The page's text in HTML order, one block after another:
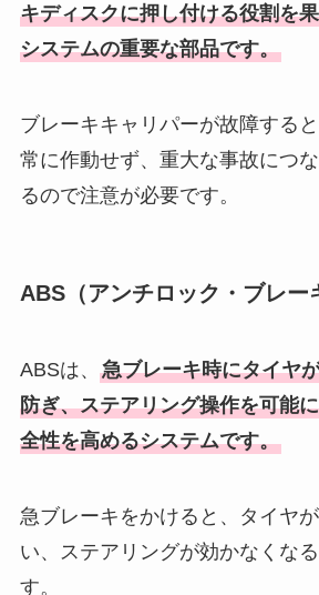
キディスクに押し付ける役割を
システムの重要な部品です。
ブレーキキャリパーが故障する
常に作動せず、重大な事故につ
るので注意が必要です。
ABS（アンチロック・ブレー
ABSは、 急ブレーキ時にタイヤ
防ぎ、ステアリング操作を可能
全性を高めるシステムです。
急ブレーキをかけると、タイヤ
い、ステアリングが効かなくな
す。